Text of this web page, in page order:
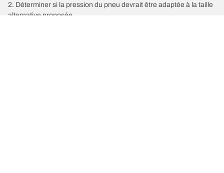
2. Déterminer si la pression du pneu devrait être adaptée à la taille
alternative proposée